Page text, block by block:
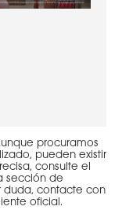
procuramos
pueden existir
consulte el
sección de
duda, contacte con
oficial.